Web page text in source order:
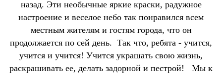
назад. Эти необычные яркие краски, радужное
настроение и веселое небо так понравился всем
местным жителям и гостям города, что он
продолжается по сей день. Так что, ребята - учится,
учится и учится! Учится украшать свою жизнь,
раскрашивать ее, делать задорной и пестрой!
Мы к